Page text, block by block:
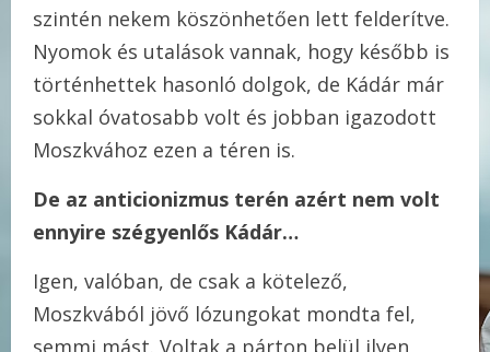
szintén nekem köszönhetően lett felderítve.
Nyomok és utalások vannak, hogy később is
történhettek hasonló dolgok, de Kádár már
sokkal óvatosabb volt és jobban igazodott
Moszkvához ezen a téren is.
De az anticionizmus terén azért nem volt
ennyire szégyenlős Kádár…
Igen, valóban, de csak a kötelező,
Moszkvából jövő lózungokat mondta fel,
semmi mást. Voltak a párton belül ilyen